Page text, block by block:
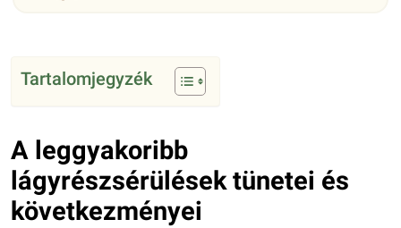
Tartalomjegyzék
A leggyakoribb
lágyrészsérülések tünetei és
következményei